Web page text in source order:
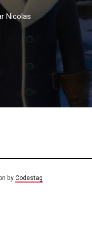
Nicolas
by Codestag